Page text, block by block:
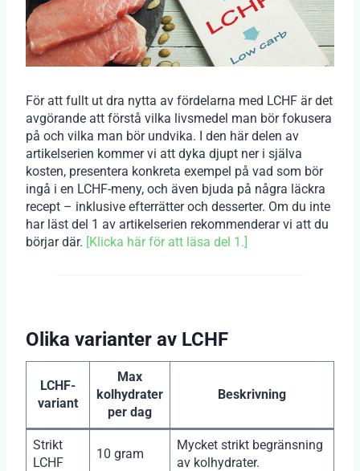
För att fullt ut dra nytta av fördelarna med LCHF är det
avgörande att förstå vilka livsmedel man bör fokusera
på och vilka man bör undvika. I den här delen av
artikelserien kommer vi att dyka djupt ner i själva
kosten, presentera konkreta exempel på vad som bör
ingå i en LCHF-meny, och även bjuda på några läckra
recept – inklusive efterrätter och desserter. Om du inte
har läst del 1 av artikelserien rekommenderar vi att du
börjar där. [Klicka här för att läsa del 1.]
Olika varianter av LCHF
LCHF-
variant
Max
kolhydrater
per dag
Beskrivning
Strikt
LCHF
10 gram
Mycket strikt begränsning
av kolhydrater.